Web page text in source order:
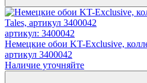
артикул: 3400042
Немецкие обои KT-Exclusive,
артикул 3400042
Наличие уточняйте